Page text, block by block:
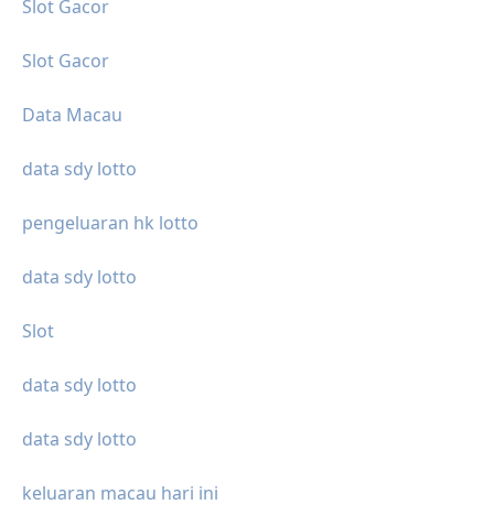
Slot Gacor
Slot Gacor
Data Macau
data sdy lotto
pengeluaran hk lotto
data sdy lotto
Slot
data sdy lotto
data sdy lotto
keluaran macau hari ini